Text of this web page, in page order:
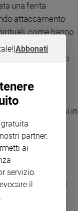
una ferita
attaccamento
come hanno
disparate e le
proprio questo
stimolato a un
materiale,
un po’
- a rilanciarsi in
una nuova
e i cammini
modo?
|Abbonati
partner.
ai
servizio.
il